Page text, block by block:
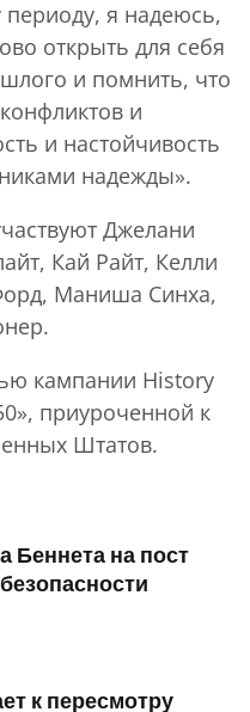
периоду, я надеюсь,
открыть для себя
и помнить, что
и
и настойчивость
надежды».
Джелани
Кай Райт, Келли
Маниша Синха,
кампании History
приуроченной к
Штатов.
Беннета на пост
к пересмотру